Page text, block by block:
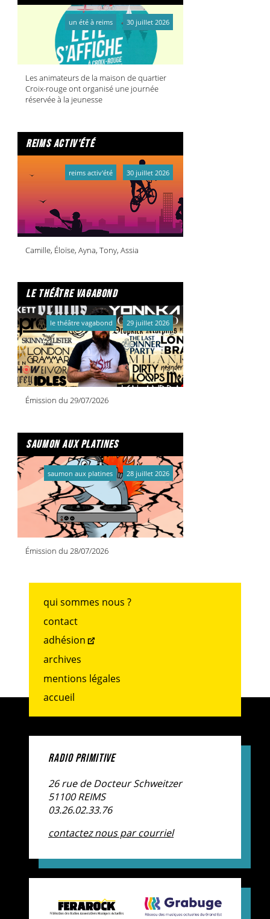
Les animateurs de la maison de quartier
Croix-rouge ont organisé une journée
réservée à la jeunesse
un été à reims 30 juillet 2026
reims activ'été
Camille, Éloïse, Ayna, Tony, Assia
reims activ'été 30 juillet 2026
le théâtre vagabond
Émission du 29/07/2026
le théâtre vagabond 29 juillet 2026
saumon aux platines
Émission du 28/07/2026
saumon aux platines 28 juillet 2026
qui sommes nous ?
contact
adhésion
archives
mentions légales
accueil
RADIO PRIMITIVE
26 rue de Docteur Schweitzer
51100 REIMS
03.26.02.33.76
contactez nous par courriel